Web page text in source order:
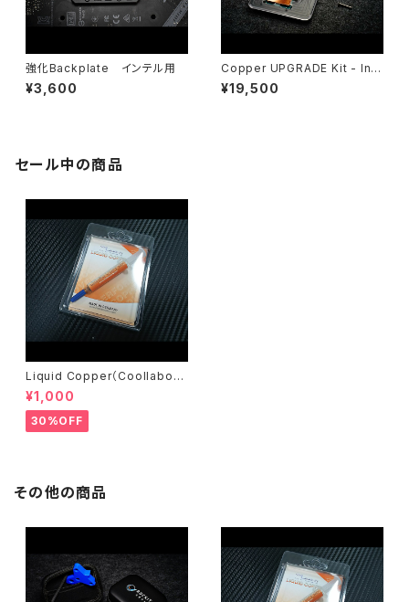
強化Backplate インテル用
¥3,600
Copper UPGRADE Kit - Inte
l 10th Gen(LGA1200)
¥19,500
セール中の商品
Liquid Copper（Coollabora
tory）
¥1,000
30%OFF
その他の商品